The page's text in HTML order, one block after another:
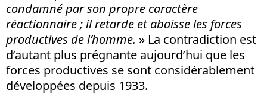
condamné par son propre caractère
réactionnaire ; il retarde et abaisse les forces
productives de l’homme. » La contradiction est
d’autant plus prégnante aujourd’hui que les
forces productives se sont considérablement
développées depuis 1933.